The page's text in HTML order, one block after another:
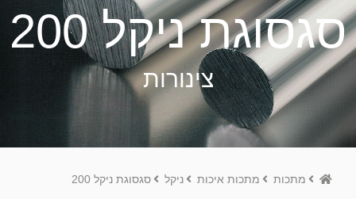
סגסוגת ניקל 200
צינורות
Homeמתכות מתכות איכות ניקל סגסוגת ניקל 200